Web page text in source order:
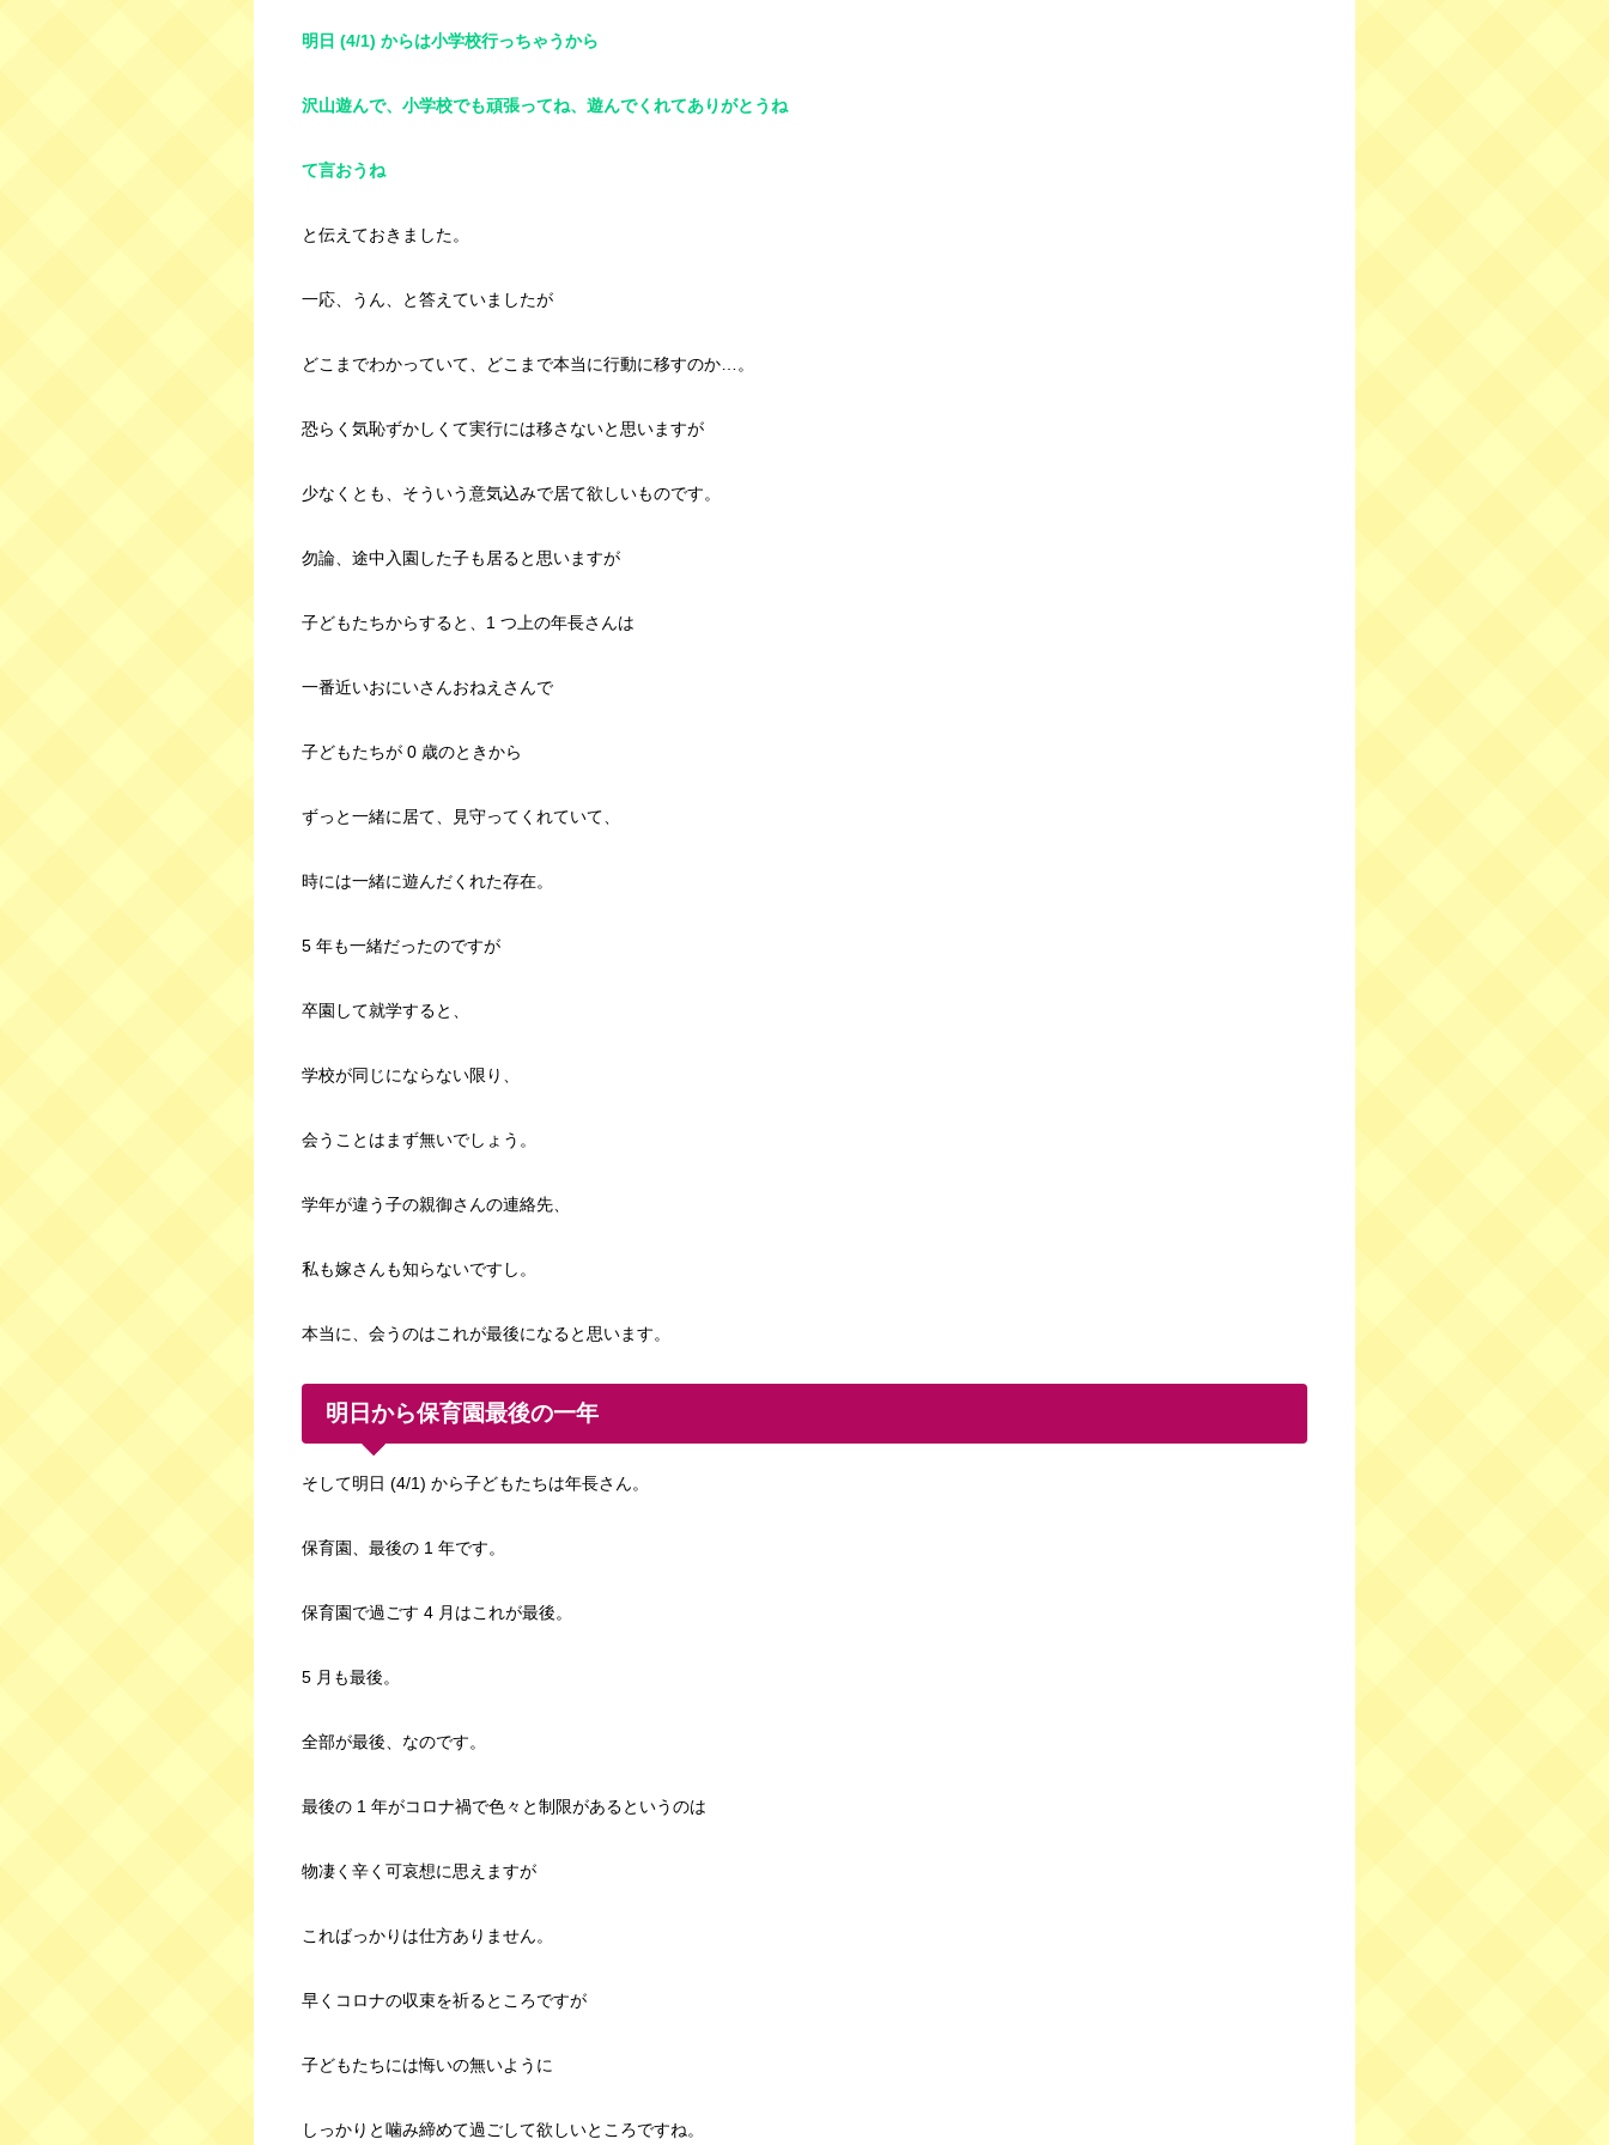
明日 (4/1) からは小学校行っちゃうから
沢山遊んで、小学校でも頑張ってね、遊んでくれてありがとうね
て言おうね
と伝えておきました。
一応、うん、と答えていましたが
どこまでわかっていて、どこまで本当に行動に移すのか…。
恐らく気恥ずかしくて実行には移さないと思いますが
少なくとも、そういう意気込みで居て欲しいものです。
勿論、途中入園した子も居ると思いますが
子どもたちからすると、1 つ上の年長さんは
一番近いおにいさんおねえさんで
子どもたちが 0 歳のときから
ずっと一緒に居て、見守ってくれていて、
時には一緒に遊んだくれた存在。
5 年も一緒だったのですが
卒園して就学すると、
学校が同じにならない限り、
会うことはまず無いでしょう。
学年が違う子の親御さんの連絡先、
私も嫁さんも知らないですし。
本当に、会うのはこれが最後になると思います。
明日から保育園最後の一年
そして明日 (4/1) から子どもたちは年長さん。
保育園、最後の 1 年です。
保育園で過ごす 4 月はこれが最後。
5 月も最後。
全部が最後、なのです。
最後の 1 年がコロナ禍で色々と制限があるというのは
物凄く辛く可哀想に思えますが
こればっかりは仕方ありません。
早くコロナの収束を祈るところですが
子どもたちには悔いの無いように
しっかりと噛み締めて過ごして欲しいところですね。